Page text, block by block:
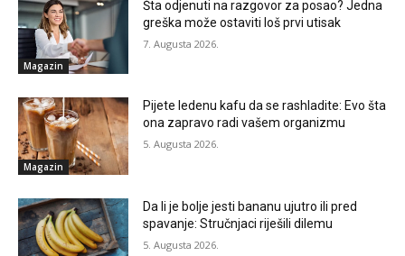
Magazin
Šta odjenuti na razgovor za posao? Jedna
greška može ostaviti loš prvi utisak
7. Augusta 2026.
Magazin
Pijete ledenu kafu da se rashladite: Evo šta
ona zapravo radi vašem organizmu
5. Augusta 2026.
Da li je bolje jesti bananu ujutro ili pred
spavanje: Stručnjaci riješili dilemu
5. Augusta 2026.